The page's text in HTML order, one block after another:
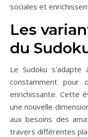
sociales et
Les
du
Le Sudoku
constamment pour
enrichissante. Cette
une nouvelle
aux besoins des
travers différentes